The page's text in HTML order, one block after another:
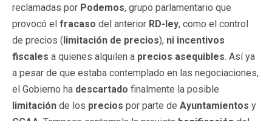
reclamadas por Podemos, grupo parlamentario que
provocó el fracaso del anterior RD-ley, como el control
de precios (limitación de precios), ni incentivos
fiscales a quienes alquilen a precios asequibles. Así ya
a pesar de que estaba contemplado en las negociaciones,
el Gobierno ha descartado finalmente la posible
limitación de los precios por parte de Ayuntamientos y